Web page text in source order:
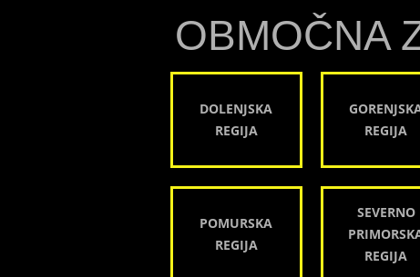
OBMOČNA
DOLENJSKA
REGIJA
REGIJA
POMURSKA
REGIJA
SEVERNO
REGIJA